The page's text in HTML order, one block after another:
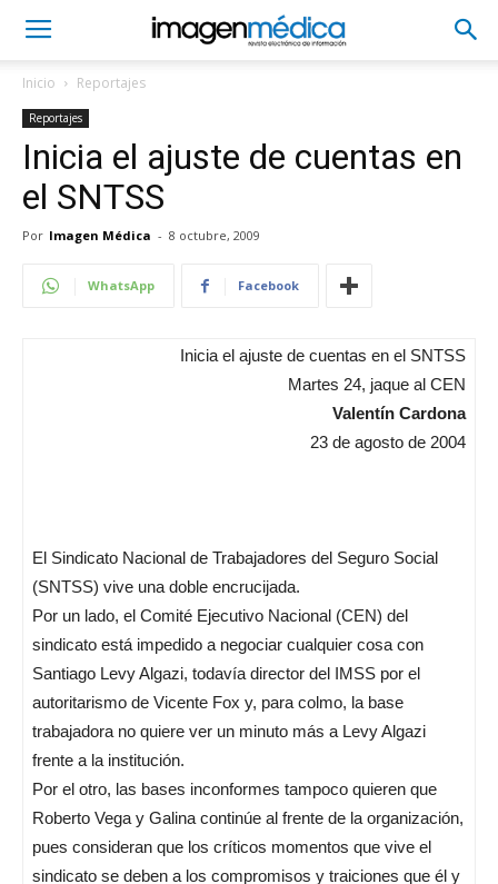
Inicio Reportajes
Reportajes
Inicia el ajuste de cuentas en
el SNTSS
Por Imagen Médica - 8 octubre, 2009
WhatsApp Facebook
Inicia el ajuste de cuentas en el SNTSS
Martes 24, jaque al CEN
Valentín Cardona
23 de agosto de 2004
El Sindicato Nacional de Trabajadores del Seguro Social
(SNTSS) vive una doble encrucijada.
Por un lado, el Comité Ejecutivo Nacional (CEN) del
sindicato está impedido a negociar cualquier cosa con
Santiago Levy Algazi, todavía director del IMSS por el
autoritarismo de Vicente Fox y, para colmo, la base
trabajadora no quiere ver un minuto más a Levy Algazi
frente a la institución.
Por el otro, las bases inconformes tampoco quieren que
Roberto Vega y Galina continúe al frente de la organización,
pues consideran que los críticos momentos que vive el
sindicato se deben a los compromisos y traiciones que él y